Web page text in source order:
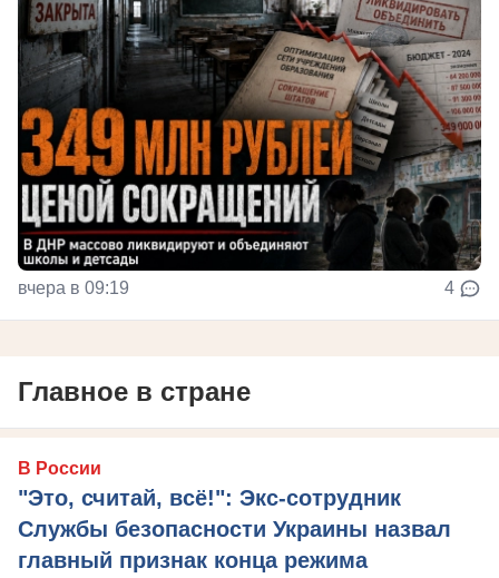
вчера в 09:19 4
Главное в стране
В России
"Это, считай, всё!": Экс-сотрудник
Службы безопасности Украины назвал
главный признак конца режима